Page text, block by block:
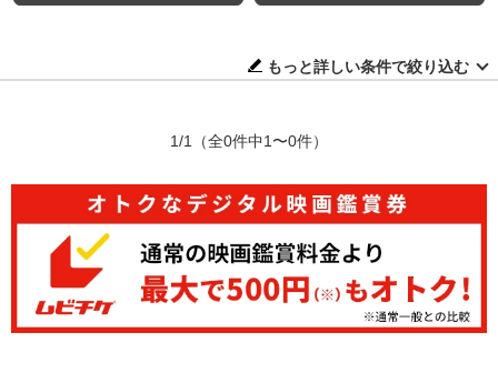
もっと詳しい条件で絞り込む
1/1 （全0件中1〜0件）